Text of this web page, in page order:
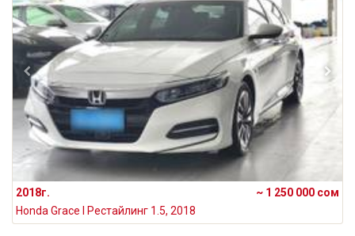
2018г.
~ 1 250 000 сом
Honda Grace I Рестайлинг 1.5, 2018